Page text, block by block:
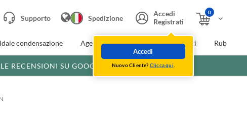
Supporto Spedizione
Accedi
Registrati
Accedi
Nuovo Cliente? Clicca qui
0
condensazione Agevolazioni fiscali Extra Sconti
RECENSIONI SU GOOGLE